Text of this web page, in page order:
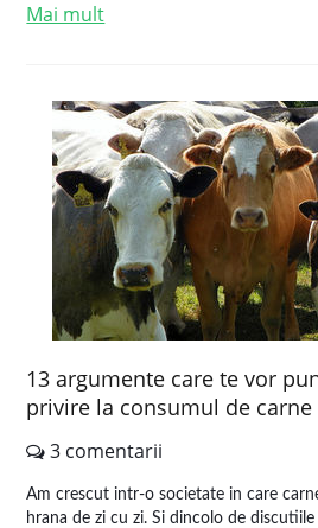
Mai mult
13 argumente care te vor
privire la consumul de
3 comentarii
Am crescut intr-o societate in care
hrana de zi cu zi. Si dincolo de